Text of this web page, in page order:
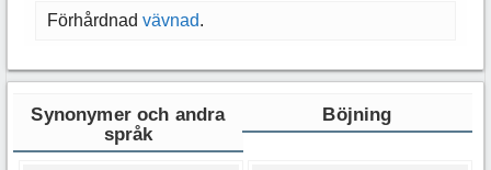
Förhårdnad vävnad.
Synonymer och andra
språk
Böjning